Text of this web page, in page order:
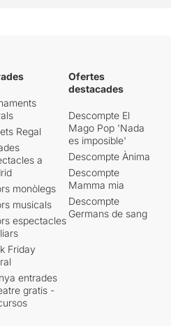
Regal
a
monòlegs
musicals
espectacles
Friday
entrades
gratis -
Ofertes
destacades
Descompte El
Mago Pop 'Nada
es imposible'
Descompte Ànima
Descompte
Mamma mia
Descompte
Germans de sang